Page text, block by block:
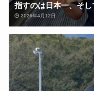
指すのは日本一、そ
2026年4月12日